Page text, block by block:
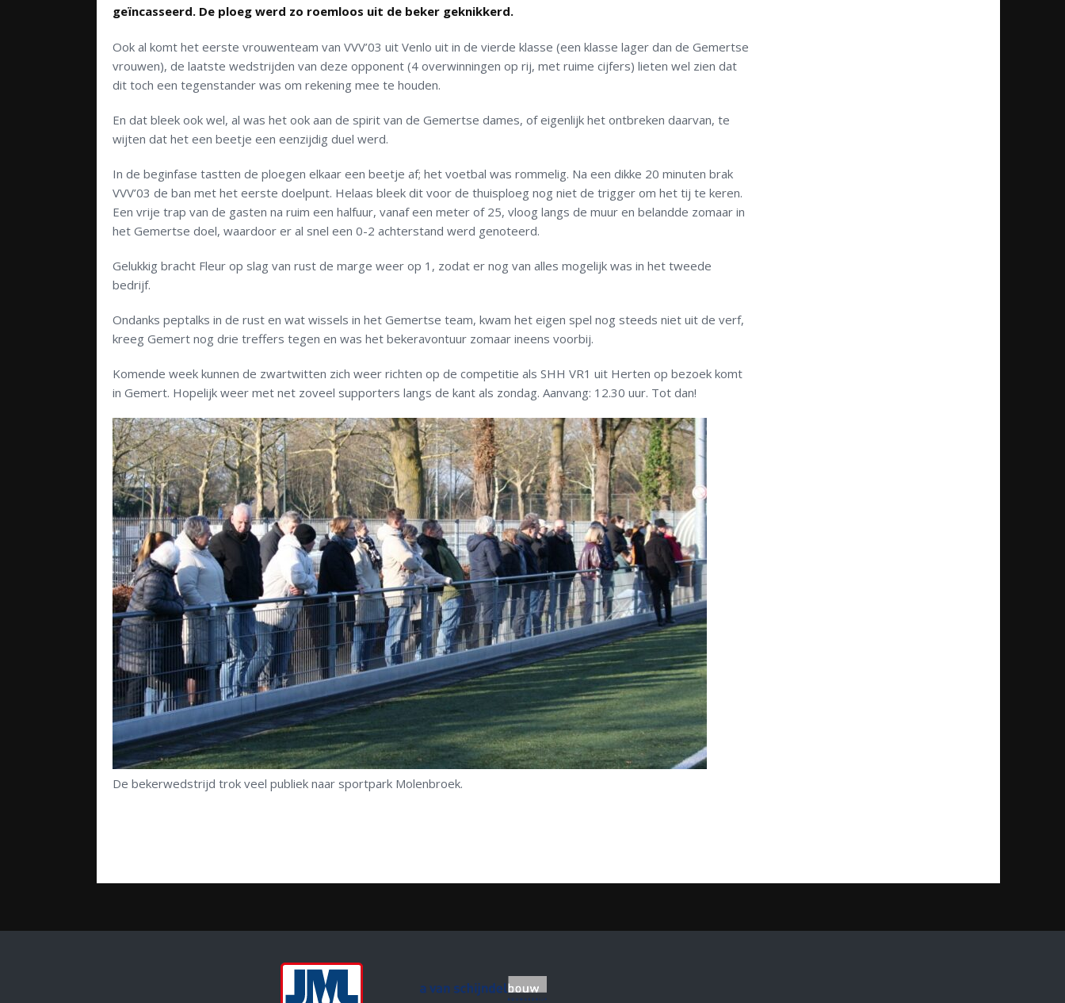
geïncasseerd. De ploeg werd zo roemloos uit de beker geknikkerd.
Ook al komt het eerste vrouwenteam van VVV’03 uit Venlo uit in de vierde klasse (een klasse lager dan de Gemertse
vrouwen), de laatste wedstrijden van deze opponent (4 overwinningen op rij, met ruime cijfers) lieten wel zien dat
dit toch een tegenstander was om rekening mee te houden.
En dat bleek ook wel, al was het ook aan de spirit van de Gemertse dames, of eigenlijk het ontbreken daarvan, te
wijten dat het een beetje een eenzijdig duel werd.
In de beginfase tastten de ploegen elkaar een beetje af; het voetbal was rommelig. Na een dikke 20 minuten brak
VVV’03 de ban met het eerste doelpunt. Helaas bleek dit voor de thuisploeg nog niet de trigger om het tij te keren.
Een vrije trap van de gasten na ruim een halfuur, vanaf een meter of 25, vloog langs de muur en belandde zomaar in
het Gemertse doel, waardoor er al snel een 0-2 achterstand werd genoteerd.
Gelukkig bracht Fleur op slag van rust de marge weer op 1, zodat er nog van alles mogelijk was in het tweede
bedrijf.
Ondanks peptalks in de rust en wat wissels in het Gemertse team, kwam het eigen spel nog steeds niet uit de verf,
kreeg Gemert nog drie treffers tegen en was het bekeravontuur zomaar ineens voorbij.
Komende week kunnen de zwartwitten zich weer richten op de competitie als SHH VR1 uit Herten op bezoek komt
in Gemert. Hopelijk weer met net zoveel supporters langs de kant als zondag. Aanvang: 12.30 uur. Tot dan!
De bekerwedstrijd trok veel publiek naar sportpark Molenbroek.